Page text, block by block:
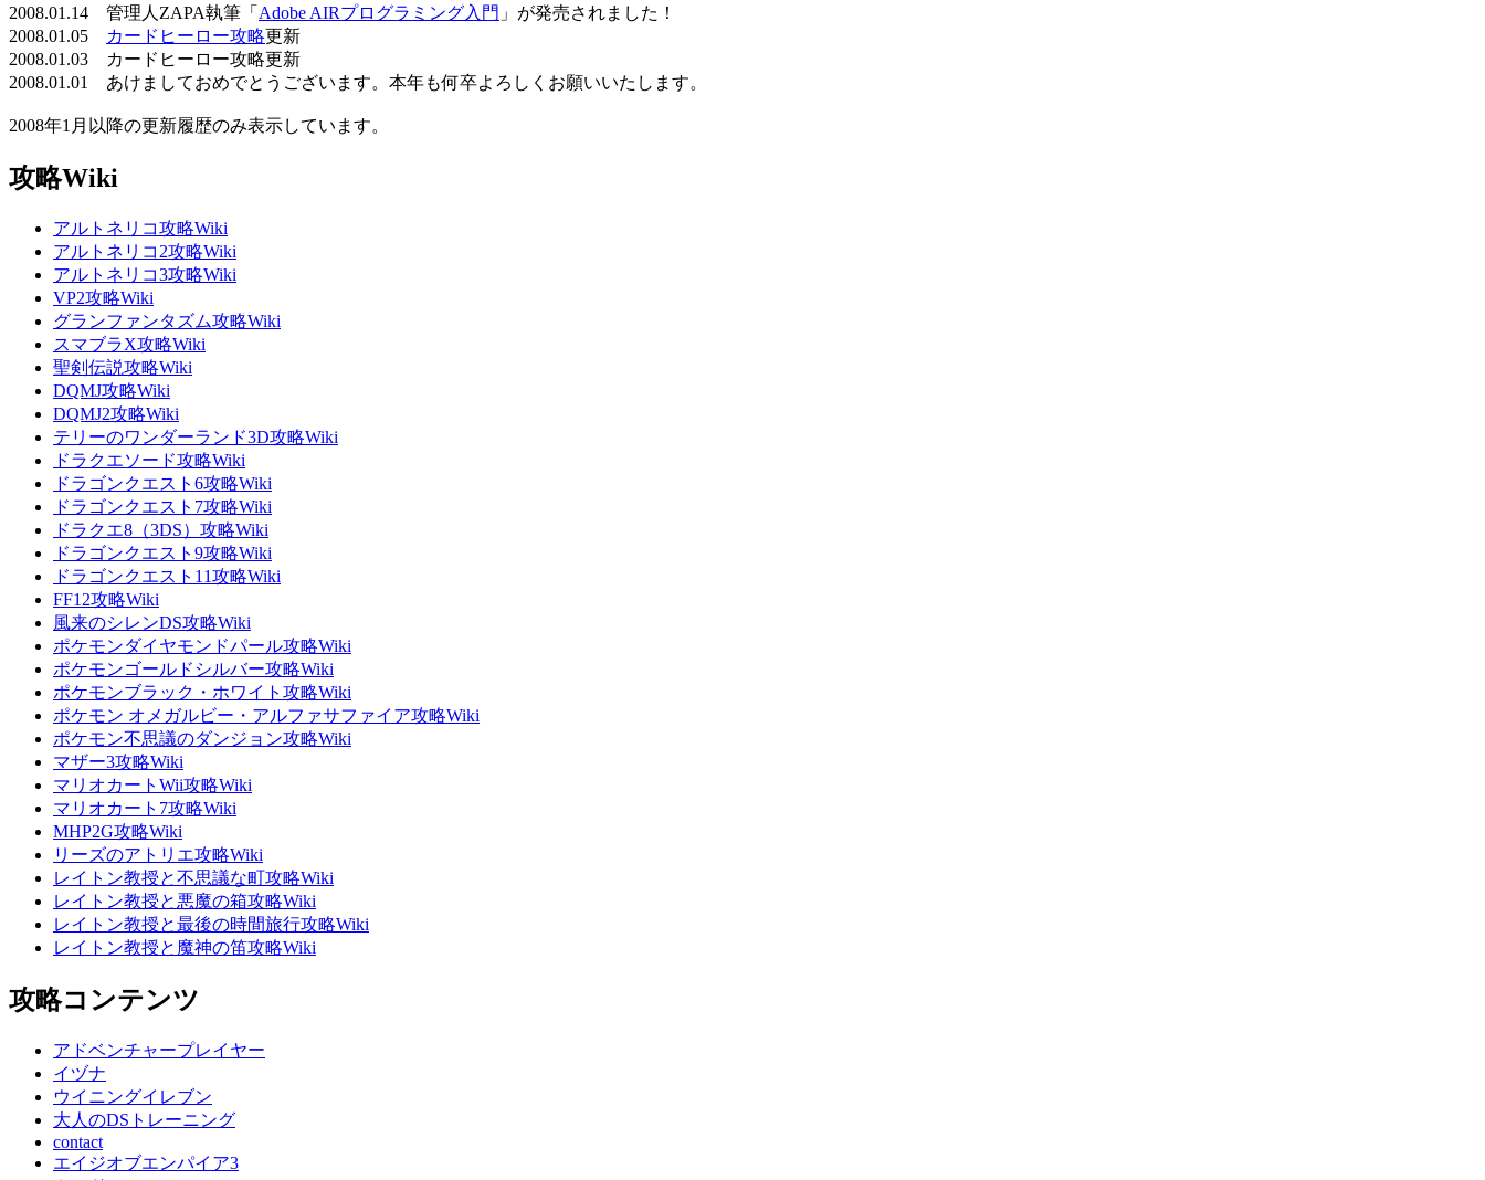
2008.01.14 管理人ZAPA執筆「 Adobe AIRプログラミング入門 」が発売されました！
2008.01.05
カードヒーロー攻略更新
2008.01.03 カードヒーロー攻略更新
2008.01.01 あけましておめでとうございます。本年も何卒よろしくお願いいたします。
2008年1月以降の更新履歴のみ表示しています。
攻略Wiki
アルトネリコ攻略Wiki
アルトネリコ2攻略Wiki
アルトネリコ3攻略Wiki
VP2攻略Wiki
グランファンタズム攻略Wiki
スマブラX攻略Wiki
聖剣伝説攻略Wiki
DQMJ攻略Wiki
DQMJ2攻略Wiki
テリーのワンダーランド3D攻略Wiki
ドラクエソード攻略Wiki
ドラゴンクエスト6攻略Wiki
ドラゴンクエスト7攻略Wiki
ドラクエ8（3DS）攻略Wiki
ドラゴンクエスト9攻略Wiki
ドラゴンクエスト11攻略Wiki
FF12攻略Wiki
風来のシレンDS攻略Wiki
ポケモンダイヤモンドパール攻略Wiki
ポケモンゴールドシルバー攻略Wiki
ポケモンブラック・ホワイト攻略Wiki
ポケモン オメガルビー・アルファサファイア攻略Wiki
ポケモン不思議のダンジョン攻略Wiki
マザー3攻略Wiki
マリオカートWii攻略Wiki
マリオカート7攻略Wiki
MHP2G攻略Wiki
リーズのアトリエ攻略Wiki
レイトン教授と不思議な町攻略Wiki
レイトン教授と悪魔の箱攻略Wiki
レイトン教授と最後の時間旅行攻略Wiki
レイトン教授と魔神の笛攻略Wiki
攻略コンテンツ
アドベンチャープレイヤー
イヅナ
ウイニングイレブン
大人のDSトレーニング
contact
エイジオブエンパイア3